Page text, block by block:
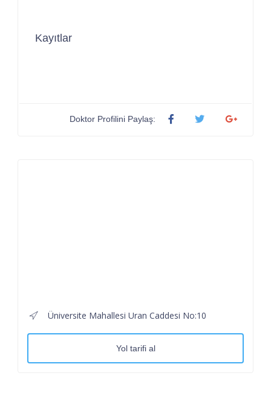
Kayıtlar
Doktor Profilini Paylaş:
Üniversite Mahallesi Uran Caddesi No:10
Yol tarifi al